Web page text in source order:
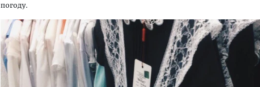
погоду.